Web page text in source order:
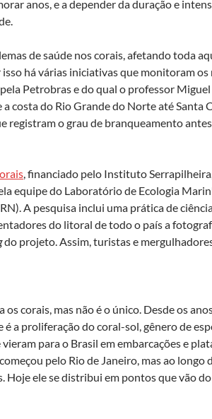
anos, e a depender da duração e
de saúde nos corais, afetando toda
há várias iniciativas que monitoram os
Petrobras e do qual o professor
costa do Rio Grande do Norte até Santa
registram o grau de branqueamento
, financiado pelo Instituto
equipe do Laboratório de Ecologia
A pesquisa inclui uma prática de
do litoral de todo o país a
do projeto. Assim, turistas e
corais, mas não é o único. Desde os
a proliferação do coral-sol, gênero de
para o Brasil em embarcações e
pelo Rio de Janeiro, mas ao longo
Hoje ele se distribui em pontos que vão